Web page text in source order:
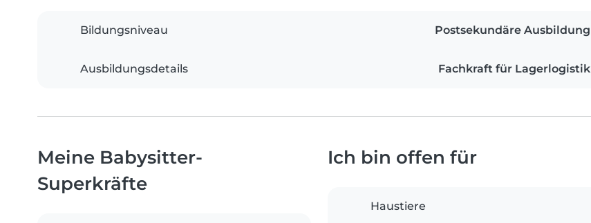
Bildungsniveau Postsekundäre Ausbildung
Ausbildungsdetails Fachkraft für Lagerlogistik
Meine Babysitter-
Superkräfte
Ich bin offen für
Haustiere